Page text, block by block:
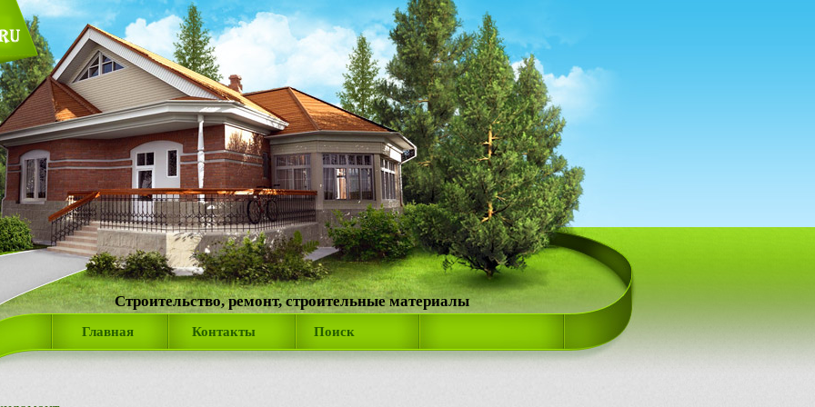
Строительство, ремонт, строительные материалы
Главная Контакты Поиск